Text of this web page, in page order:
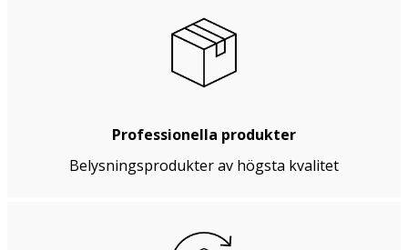
Professionella produkter
Belysningsprodukter av högsta kvalitet